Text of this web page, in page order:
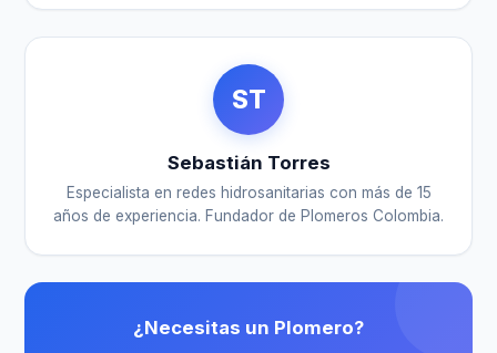
ST
Sebastián Torres
Especialista en redes hidrosanitarias con más de 15
años de experiencia. Fundador de Plomeros Colombia.
¿Necesitas un Plomero?